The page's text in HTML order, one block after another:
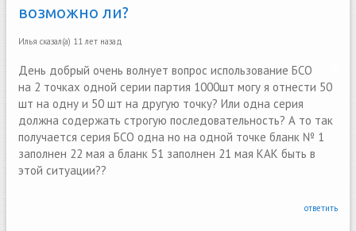
возможно ли?
Илья сказал(а) 11 лет назад
День добрый очень волнует вопрос использование БСО
на 2 точках одной серии партия 1000шт могу я отнести 50
шт на одну и 50 шт на другую точку? Или одна серия
должна содержать строгую последовательность? А то так
получается серия БСО одна но на одной точке бланк № 1
заполнен 22 мая а бланк 51 заполнен 21 мая КАК быть в
этой ситуации??
ответить